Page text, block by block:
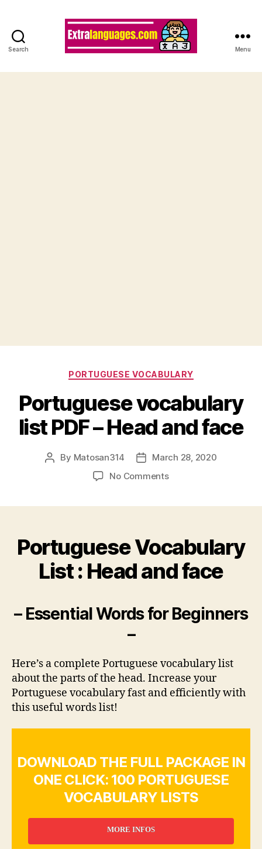
Search Menu
Categories
PORTUGUESE VOCABULARY
Portuguese vocabulary
list PDF – Head and face
Post
By Matosan314
PostMarch 28, 2020
No Commentson
Head
and
face
Portuguese Vocabulary
List : Head and face
– Essential Words for Beginners
–
Here’s a complete Portuguese vocabulary list
about the parts of the head. Increase your
Portuguese vocabulary fast and efficiently with
this useful words list!
DOWNLOAD THE FULL PACKAGE IN
ONE CLICK: 100 PORTUGUESE
VOCABULARY LISTS
MORE INFOS